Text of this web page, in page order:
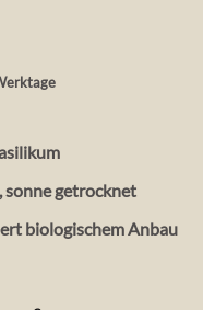
sonne getrocknet
biologischem Anbau